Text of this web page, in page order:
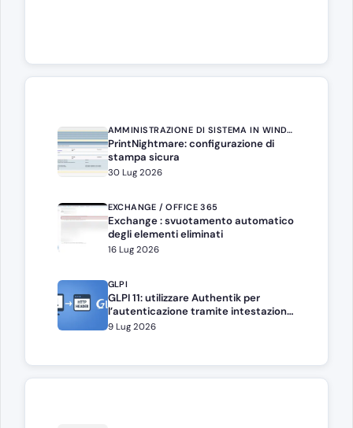
AMMINISTRAZIONE DI SISTEMA IN WINDOWS SERVER
PrintNightmare: configurazione di
stampa sicura
30 Lug 2026
EXCHANGE / OFFICE 365
Exchange : svuotamento automatico
degli elementi eliminati
16 Lug 2026
GLPI
GLPI 11: utilizzare Authentik per
l’autenticazione tramite intestazione
HTTP
9 Lug 2026